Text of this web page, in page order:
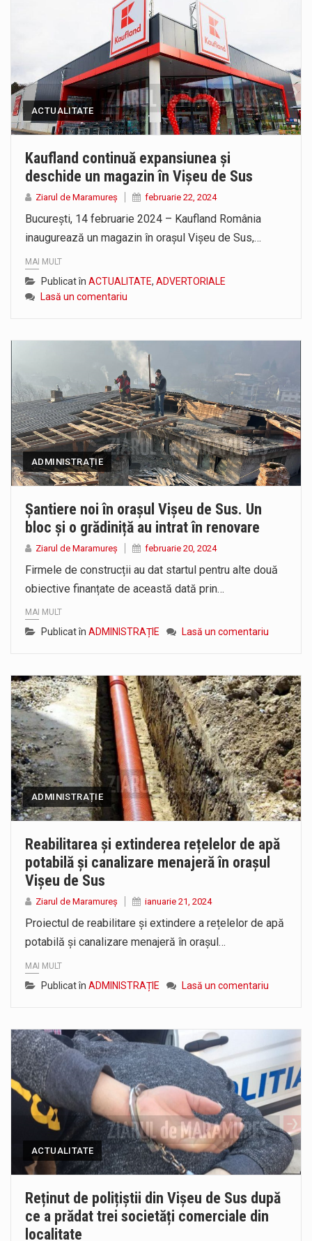
ACTUALITATE
Kaufland continuă expansiunea și
deschide un magazin în Vișeu de Sus
Ziarul de Maramureș februarie 22, 2024
București, 14 februarie 2024 – Kaufland România
inaugurează un magazin în orașul Vișeu de Sus,…
MAI MULT
Publicat în ACTUALITATE, ADVERTORIALE
Lasă un comentariu
ADMINISTRAȚIE
Șantiere noi în orașul Vișeu de Sus. Un
bloc și o grădiniță au intrat în renovare
Ziarul de Maramureș februarie 20, 2024
Firmele de construcții au dat startul pentru alte două
obiective finanțate de această dată prin…
MAI MULT
Publicat în ADMINISTRAȚIE Lasă un comentariu
ADMINISTRAȚIE
Reabilitarea și extinderea rețelelor de apă
potabilă și canalizare menajeră în orașul
Vișeu de Sus
Ziarul de Maramureș ianuarie 21, 2024
Proiectul de reabilitare și extindere a rețelelor de apă
potabilă și canalizare menajeră în orașul…
MAI MULT
Publicat în ADMINISTRAȚIE Lasă un comentariu
ACTUALITATE
Reținut de polițiștii din Vișeu de Sus după
ce a prădat trei societăți comerciale din
localitate